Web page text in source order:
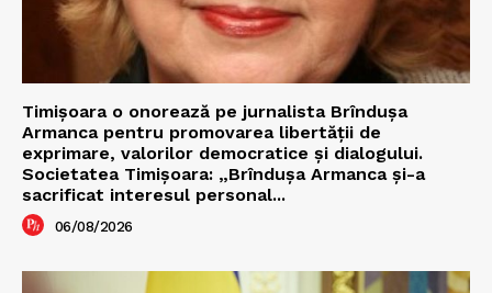
Timișoara o onorează pe jurnalista Brîndușa
Armanca pentru promovarea libertății de
exprimare, valorilor democratice și dialogului.
Societatea Timișoara: „Brîndușa Armanca și-a
sacrificat interesul personal...
06/08/2026